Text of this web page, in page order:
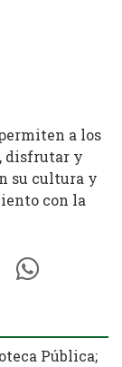
a los
disfrutar y
su cultura y
con la
Pública;